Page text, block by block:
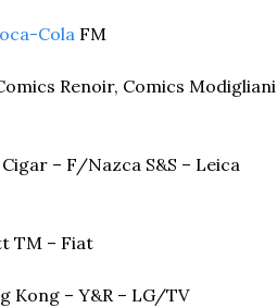
Cola FM
Renoir, Comics Modigliani
– F/Nazca S&S – Leica
TM – Fiat
Kong – Y&R – LG/TV